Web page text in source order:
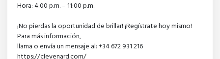
Hora: 4:00 p.m. – 11:00 p.m.
¡No pierdas la oportunidad de brillar! ¡Regístrate hoy mismo!
Para más información,
llama o envía un mensaje al: +34 672 931 216